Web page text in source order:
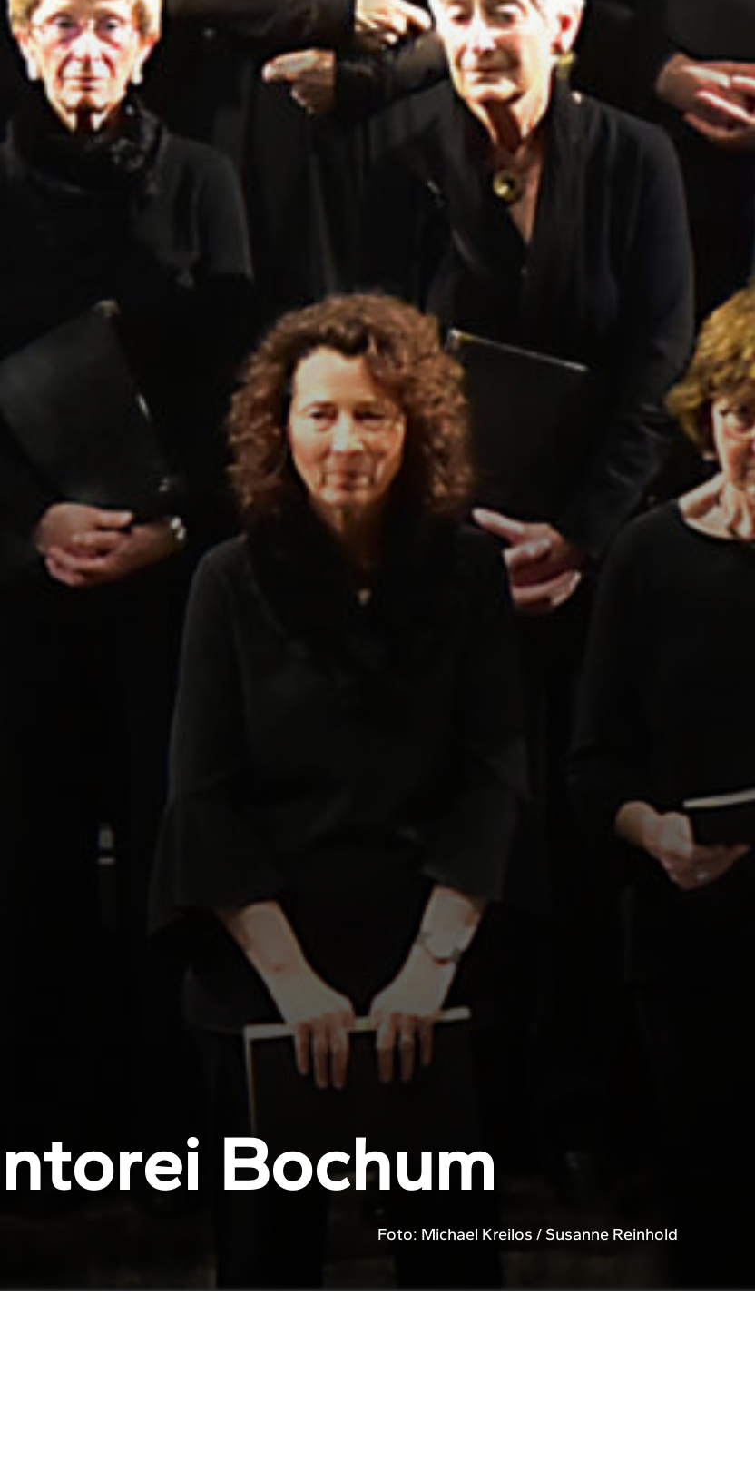
ntorei Bochum
Foto: Michael Kreilos / Susanne Reinhold